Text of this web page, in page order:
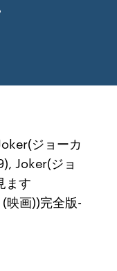
ジョーカ
Joker(ジョ
ます
映画))完全版-